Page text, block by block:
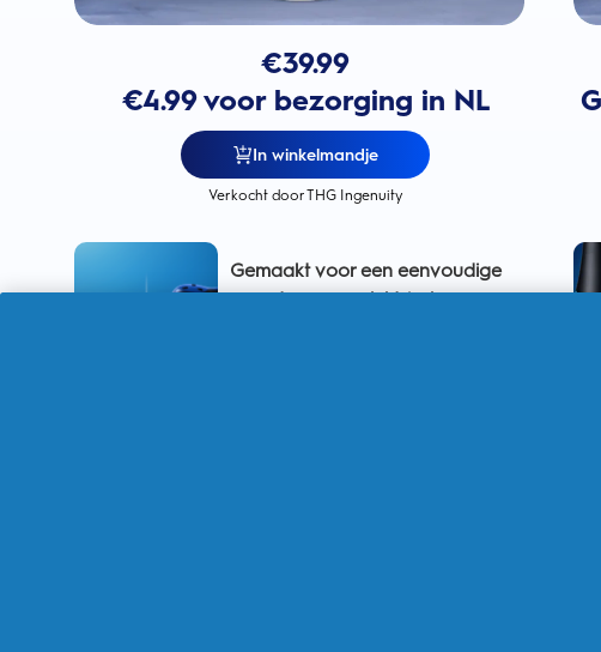
€39.99
€4.99 voor bezorging in NL
In winkelmandje
Verkocht door THG Ingenuity
Gemaakt voor een eenvoudige
overstap naar elektrischvoor 100%